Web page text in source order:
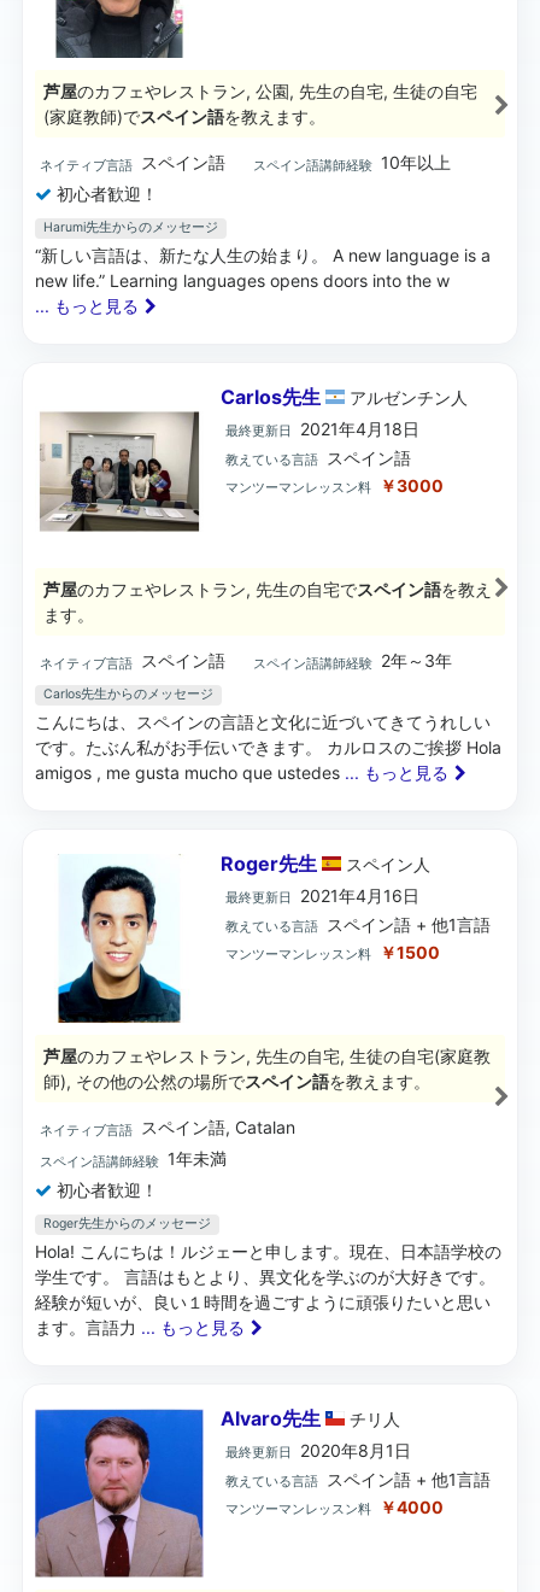
芦屋のカフェやレストラン, 公園, 先生の自宅, 生徒の自宅
(家庭教師)でスペイン語を教えます。
ネイティブ言語 スペイン語 スペイン語講師経験 10年以上
初心者歓迎！
Harumi先生からのメッセージ
“新しい言語は、新たな人生の始まり。 A new language is a
new life.” Learning languages opens doors into the w
... もっと見る
Carlos先生 アルゼンチン 人
最終更新日 2021年4月18日
教えている言語 スペイン語
マンツーマンレッスン料 ￥3000
芦屋のカフェやレストラン, 先生の自宅でスペイン語を教え
ます。
ネイティブ言語 スペイン語 スペイン語講師経験 2年～3年
Carlos先生からのメッセージ
こんにちは、スペインの言語と文化に近づいてきてうれしい
です。たぶん私がお手伝いできます。 カルロスのご挨拶 Hola
amigos , me gusta mucho que ustedes ... もっと見る
Roger先生 スペイン 人
最終更新日 2021年4月16日
教えている言語 スペイン語 + 他1言語
マンツーマンレッスン料 ￥1500
芦屋のカフェやレストラン, 先生の自宅, 生徒の自宅(家庭教
師), その他の公然の場所でスペイン語を教えます。
ネイティブ言語 スペイン語, Catalan
スペイン語講師経験 1年未満
初心者歓迎！
Roger先生からのメッセージ
Hola! こんにちは！ルジェーと申します。現在、日本語学校の
学生です。 言語はもとより、異文化を学ぶのが大好きです。
経験が短いが、良い１時間を過ごすように頑張りたいと思い
ます。言語力 ... もっと見る
Alvaro先生 チリ 人
最終更新日 2020年8月1日
教えている言語 スペイン語 + 他1言語
マンツーマンレッスン料 ￥4000